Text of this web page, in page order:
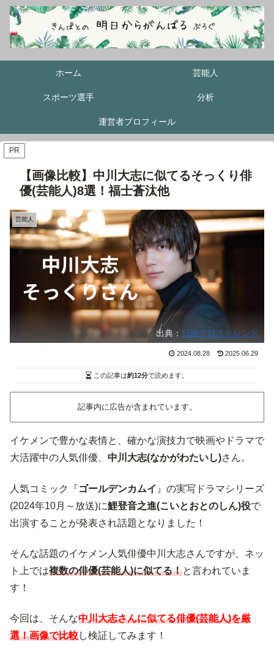
ホーム 芸能人
スポーツ選手 分析
運営者プロフィール
PR
【画像比較】中川大志に似てるそっくり俳
優(芸能人)8選！福士蒼汰他
芸能人
出典： 日経クロストレンド
2024.08.28 2025.06.29
この記事は約12分で読めます。
記事内に広告が含まれています。
イケメンで豊かな表情と、確かな演技力で映画やドラマで
大活躍中の人気俳優、 中川大志(なかがわたいし)さん。
人気コミック『ゴールデンカムイ 』の実写ドラマシリーズ
(2024年10月～放送)に鯉登音之進(こいとおとのしん)役で
出演することが発表され話題となりました！
そんな話題のイケメン人気俳優中川大志さんですが、ネッ
ト上では複数の俳優(芸能人)に似てる！と言われていま
す！
今回は、そんな中川大志さんに似てる俳優(芸能人)を厳
選！画像で比較し検証してみます！